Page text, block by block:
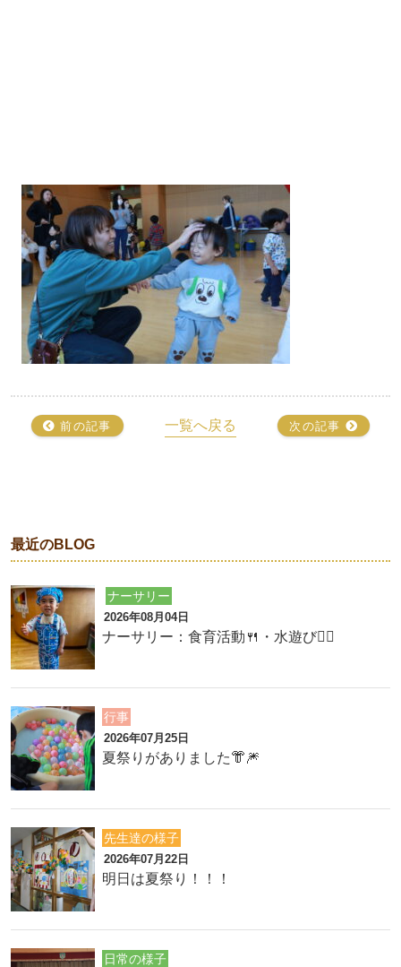
前の記事 一覧へ戻る 次の記事
最近のBLOG
ナーサリー
2026年08月04日
ナーサリー：食育活動🍴・水遊び🏊‍♂️
行事
2026年07月25日
夏祭りがありました👘🎆
先生達の様子
2026年07月22日
明日は夏祭り！！！
日常の様子